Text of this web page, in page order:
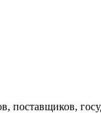
поставщиков,